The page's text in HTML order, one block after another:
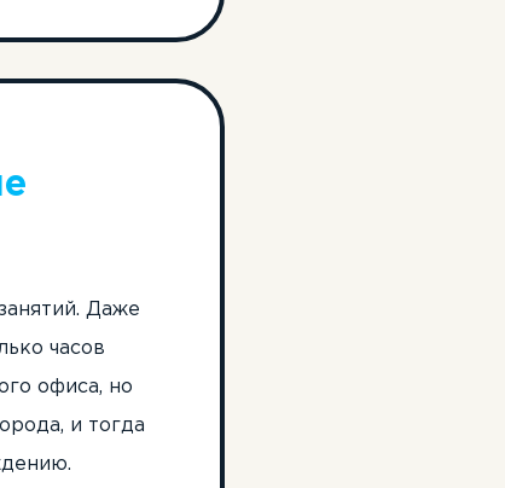
Даже
часов
офиса, но
и тогда